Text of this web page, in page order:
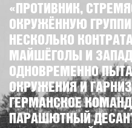
«ПРОТИВНИК,
ОКРУЖЁННУЮ
НЕСКОЛЬКО
МАЙШЁГОЛЫ И
ОДНОВРЕМЕННО
ОКРУЖЕНИЯ И
ГЕРМАНСКОЕ
ПАРАШЮТНЫЙ